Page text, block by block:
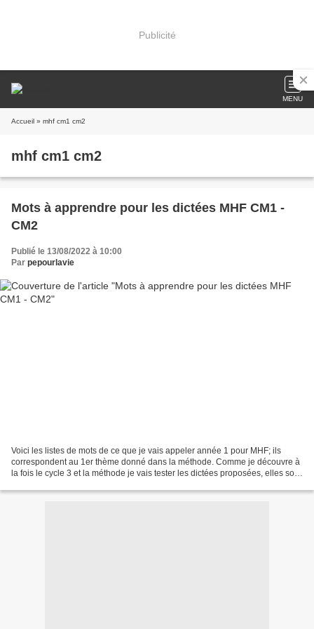
Publicité
MENU
Accueil » mhf cm1 cm2
mhf cm1 cm2
Mots à apprendre pour les dictées MHF CM1 -
CM2
Publié le 13/08/2022 à 10:00
Par pepourlavie
Voici les listes de mots de ce que je vais appeler année 1 pour MHF; ils
correspondent au 1er thème donné dans la méthode. Comme je découvre à
la fois le cycle 3 et la méthode je vais tester les dictées proposées, elles sont